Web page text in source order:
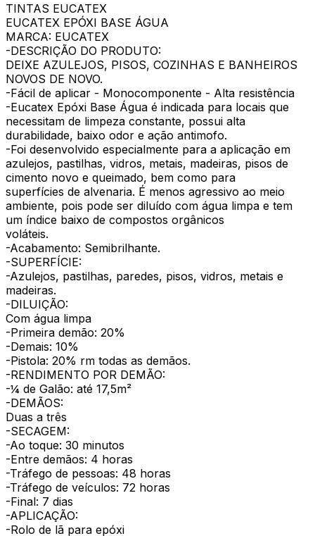
TINTAS EUCATEX
EUCATEX EPÓXI BASE ÁGUA
MARCA: EUCATEX
-DESCRIÇÃO DO PRODUTO:
DEIXE AZULEJOS, PISOS, COZINHAS E BANHEIROS
NOVOS DE NOVO.
-Fácil de aplicar - Monocomponente - Alta resistência
-Eucatex Epóxi Base Água é indicada para locais que
necessitam de limpeza constante, possui alta
durabilidade, baixo odor e ação antimofo.
-Foi desenvolvido especialmente para a aplicação em
azulejos, pastilhas, vidros, metais, madeiras, pisos de
cimento novo e queimado, bem como para
superfícies de alvenaria. É menos agressivo ao meio
ambiente, pois pode ser diluído com água limpa e tem
um índice baixo de compostos orgânicos
voláteis.
-Acabamento: Semibrilhante.
-SUPERFÍCIE:
-Azulejos, pastilhas, paredes, pisos, vidros, metais e
madeiras.
-DILUIÇÃO:
Com água limpa
-Primeira demão: 20%
-Demais: 10%
-Pistola: 20% rm todas as demãos.
-RENDIMENTO POR DEMÃO:
-¼ de Galão: até 17,5m²
-DEMÃOS:
Duas a três
-SECAGEM:
-Ao toque: 30 minutos
-Entre demãos: 4 horas
-Tráfego de pessoas: 48 horas
-Tráfego de veículos: 72 horas
-Final: 7 dias
-APLICAÇÃO:
-Rolo de lã para epóxi